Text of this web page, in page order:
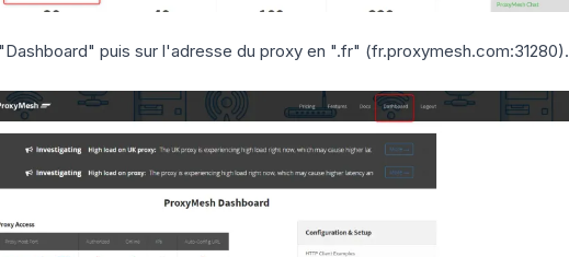
puis sur l'adresse du proxy en ".fr" (fr.proxymesh.com:31280).